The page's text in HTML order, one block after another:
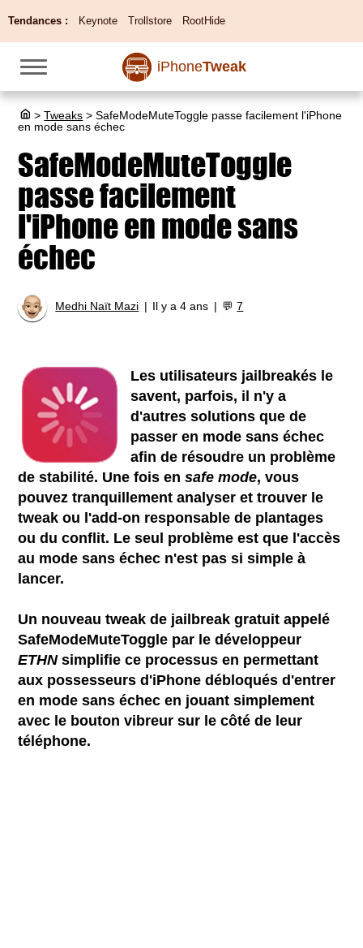
Tendances : Keynote Trollstore RootHide
iPhoneTweak
> Tweaks > SafeModeMuteToggle passe facilement l'iPhone
en mode sans échec
SafeModeMuteToggle
passe facilement
l'iPhone en mode sans
échec
Medhi Naït Mazi Il y a 4 ans 💬7
Les utilisateurs jailbreakés le
savent, parfois, il n'y a
d'autres solutions que de
passer en mode sans échec
afin de résoudre un problème
de stabilité. Une fois ensafe mode, vous
pouvez tranquillement analyser et trouver le
tweak ou l'add-on responsable de plantages
ou du conflit. Le seul problème est que l'accès
au mode sans échec n'est pas si simple à
lancer.
Un nouveau tweak de jailbreak gratuit appelé
SafeModeMuteToggle par le développeur
ETHNsimplifie ce processus en permettant
aux possesseurs d'iPhone débloqués d'entrer
en mode sans échec en jouant simplement
avec le bouton vibreur sur le côté de leur
téléphone.